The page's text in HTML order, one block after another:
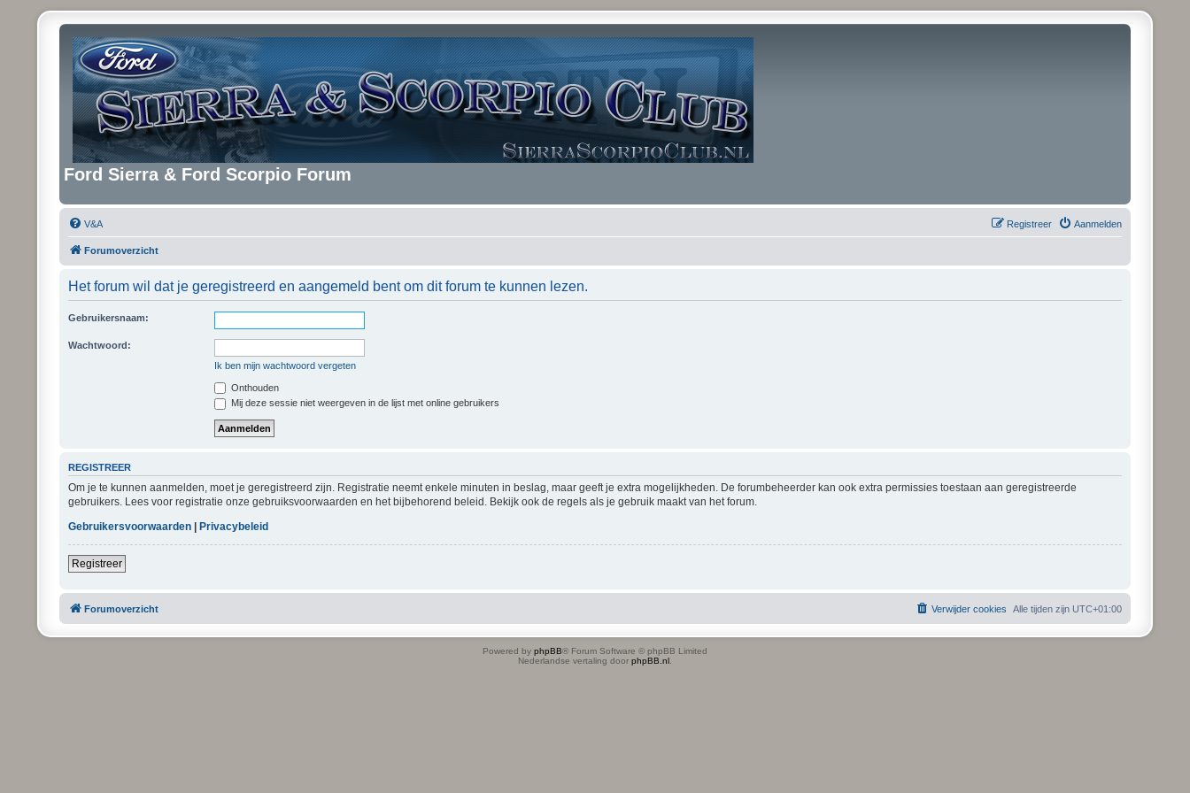
Ford Sierra & Ford Scorpio Forum
V&A Aanmelden
Registreer
Forumoverzicht
Het forum wil dat je geregistreerd en aangemeld bent om dit forum te kunnen lezen.
Gebruikersnaam:
Wachtwoord:
Ik ben mijn wachtwoord vergeten
Onthouden
Mij deze sessie niet weergeven in de lijst met online gebruikers
REGISTREER
Om je te kunnen aanmelden, moet je geregistreerd zijn. Registratie neemt enkele minuten in beslag, maar geeft je extra mogelijkheden. De forumbeheerder kan ook extra permissies toestaan aan geregistreerde
gebruikers. Lees voor registratie onze gebruiksvoorwaarden en het bijbehorend beleid. Bekijk ook de regels als je gebruik maakt van het forum.
Gebruikersvoorwaarden
Privacybeleid
Registreer
Forumoverzicht Alle tijden zijn UTC+01:00
Verwijder cookies
Powered by phpBB® Forum Software © phpBB Limited
Nederlandse vertaling door phpBB.nl.